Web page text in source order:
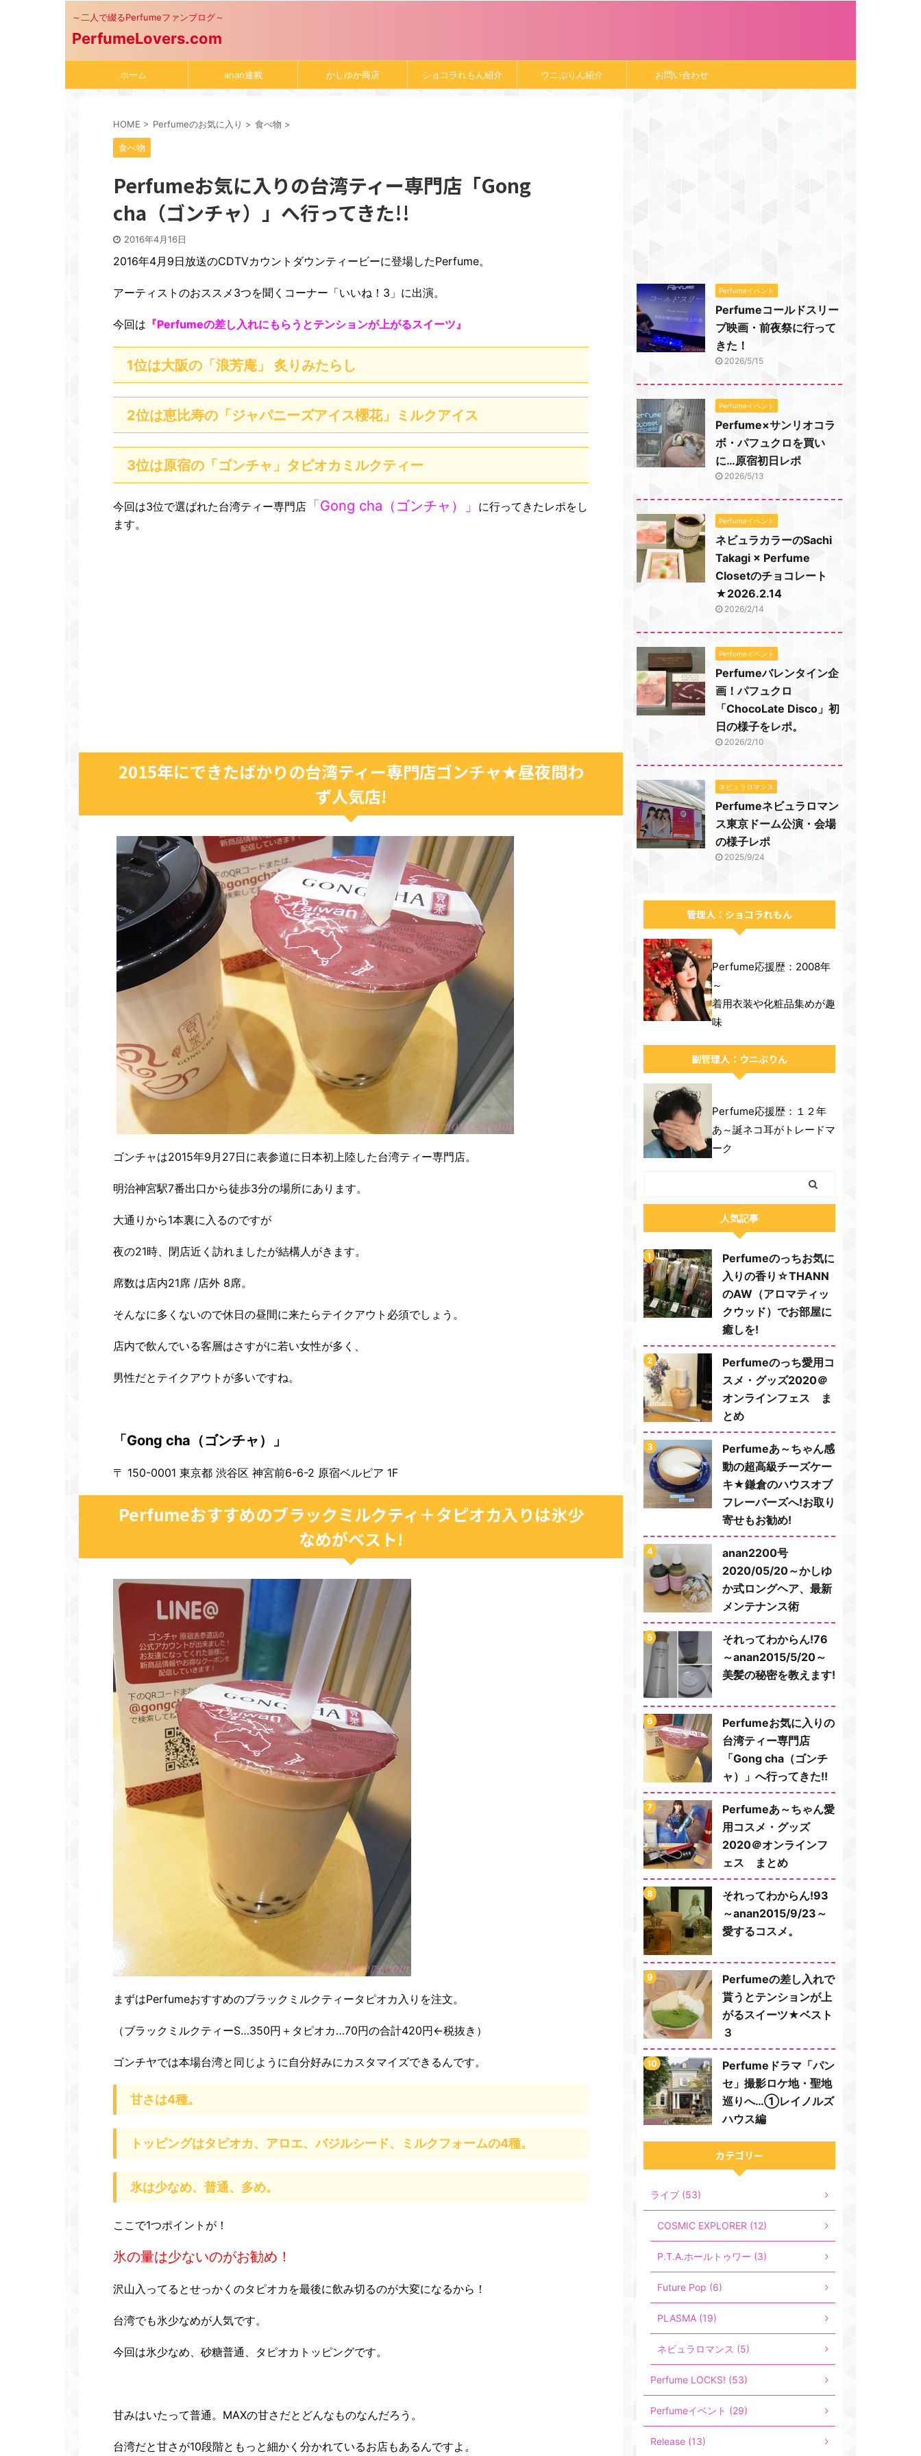
～二人で綴るPerfumeファンブログ～
PerfumeLovers.com
ホーム anan連載 かしゆか商店 ショコラれもん紹介 ウニぷりん紹介 お問い合わせ
HOME > Perfumeのお気に入り > 食べ物 >
食べ物
Perfumeお気に入りの台湾ティー専門店「Gong
cha（ゴンチャ）」へ行ってきた!!
2016年4月16日
2016年4月9日放送のCDTVカウントダウンティービーに登場したPerfume。
アーティストのおススメ3つを聞くコーナー「いいね！3」に出演。
今回は 『Perfumeの差し入れにもらうとテンションが上がるスイーツ』
1位は大阪の「浪芳庵」 炙りみたらし
2位は恵比寿の「ジャパニーズアイス櫻花」ミルクアイス
3位は原宿の「ゴンチャ」タピオカミルクティー
今回は3位で選ばれた台湾ティー専門店 「Gong cha（ゴンチャ）」
に行ってきたレポをし
ます。
2015年にできたばかりの台湾ティー専門店ゴンチャ★昼夜問わ
ず人気店!
ゴンチャは2015年9月27日に表参道に日本初上陸した台湾ティー専門店。
明治神宮駅7番出口から徒歩3分の場所にあります。
大通りから1本裏に入るのですが
夜の21時、閉店近く訪れましたが結構人がきます。
席数は店内21席 /店外 8席。
そんなに多くないので休日の昼間に来たらテイクアウト必須でしょう。
店内で飲んでいる客層はさすがに若い女性が多く、
男性だとテイクアウトが多いですね。
「Gong cha（ゴンチャ）」
〒 150-0001 東京都 渋谷区 神宮前6-6-2 原宿ベルピア 1F
Perfumeおすすめのブラックミルクティ＋タピオカ入りは氷少
なめがベスト!
まずはPerfumeおすすめのブラックミルクティータピオカ入りを注文。
（ブラックミルクティーS…350円＋タピオカ…70円の合計420円←税抜き）
ゴンチヤでは本場台湾と同じように自分好みにカスタマイズできるんです。
甘さは4種。
トッピングはタピオカ、アロエ、バジルシード、ミルクフォームの4種。
氷は少なめ、普通、多め。
ここで1つポイントが！
氷の量は少ないのがお勧め！
沢山入ってるとせっかくのタピオカを最後に飲み切るのが大変になるから！
台湾でも氷少なめが人気です。
今回は氷少なめ、砂糖普通、タピオカトッピングです。
甘みはいたって普通。MAXの甘さだとどんなものなんだろう。
台湾だと甘さが10段階ともっと細かく分かれているお店もあるんですよ。
Perfumeイベント
Perfumeコールドスリー
プ映画・前夜祭に行って
きた！
2026/5/15
Perfumeイベント
Perfume×サンリオコラ
ボ・パフュクロを買い
に…原宿初日レポ
2026/5/13
Perfumeイベント
ネビュラカラーのSachi
Takagi × Perfume
Closetのチョコレート
★2026.2.14
2026/2/14
Perfumeイベント
Perfumeバレンタイン企
画！パフュクロ
「ChocoLate Disco」初
日の様子をレポ。
2026/2/10
ネビュラロマンス
Perfumeネビュラロマン
ス東京ドーム公演・会場
の様子レポ
2025/9/24
管理人：ショコラれもん
Perfume応援歴：2008年
～
着用衣装や化粧品集めが趣
味
副管理人：ウニぷりん
Perfume応援歴：１２年
あ～誕ネコ耳がトレードマ
ーク
人気記事
Perfumeのっちお気に
入りの香り☆THANN
のAW（アロマティッ
クウッド）でお部屋に
癒しを!
Perfumeのっち愛用コ
スメ・グッズ2020＠
オンラインフェス ま
とめ
Perfumeあ～ちゃん感
動の超高級チーズケー
キ★鎌倉のハウスオブ
フレーバーズへ!お取り
寄せもお勧め!
anan2200号
2020/05/20～かしゆ
か式ロングヘア、最新
メンテナンス術
それってわからん!76
～anan2015/5/20～
美髪の秘密を教えます!
Perfumeお気に入りの
台湾ティー専門店
「Gong cha（ゴンチ
ャ）」へ行ってきた!!
Perfumeあ～ちゃん愛
用コスメ・グッズ
2020＠オンラインフ
ェス まとめ
それってわからん!93
～anan2015/9/23～
愛するコスメ。
Perfumeの差し入れで
貰うとテンションが上
がるスイーツ★ベスト
３
Perfumeドラマ「パン
セ」撮影ロケ地・聖地
巡りへ…①レイノルズ
ハウス編
カテゴリー
ライブ (53)
COSMIC EXPLORER (12)
P.T.A.ホールトゥワー (3)
Future Pop (6)
PLASMA (19)
ネビュラロマンス (5)
Perfume LOCKS! (53)
Perfumeイベント (29)
Release (13)